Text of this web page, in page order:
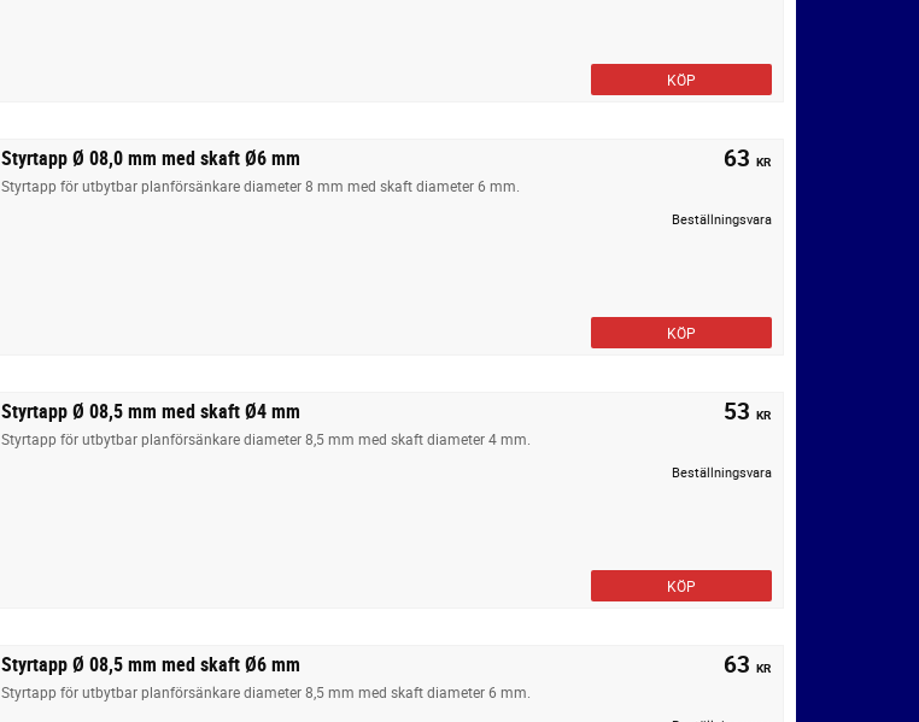
KÖP
Styrtapp Ø 08,0 mm med skaft Ø6 mm
Styrtapp för utbytbar planförsänkare diameter 8 mm med skaft diameter 6 mm.
63 KR
Beställningsvara
KÖP
Styrtapp Ø 08,5 mm med skaft Ø4 mm
Styrtapp för utbytbar planförsänkare diameter 8,5 mm med skaft diameter 4 mm.
53 KR
Beställningsvara
KÖP
Styrtapp Ø 08,5 mm med skaft Ø6 mm
Styrtapp för utbytbar planförsänkare diameter 8,5 mm med skaft diameter 6 mm.
63 KR